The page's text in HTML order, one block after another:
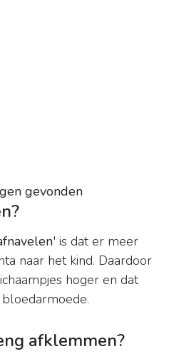
gevonden
' is dat er meer
naar het kind. Daardoor
hoger en dat
afklemmen?